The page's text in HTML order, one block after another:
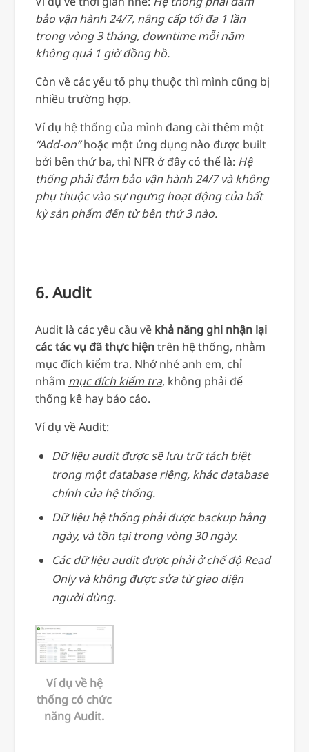
bảo vận hành 24/7, nâng cấp tối đa 1 lần
trong vòng 3 tháng, downtime mỗi năm
không quá 1 giờ đồng hồ.
Còn về các yếu tố phụ thuộc thì mình cũng bị
nhiều trường hợp.
Ví dụ hệ thống của mình đang cài thêm một
“Add-on”hoặc một ứng dụng nào được built
bởi bên thứ ba, thì NFR ở đây có thể là: Hệ
thống phải đảm bảo vận hành 24/7 và không
phụ thuộc vào sự ngưng hoạt động của bất
kỳ sản phẩm đến từ bên thứ 3 nào.
6. Audit
Audit là các yêu cầu về khả năng ghi nhận lại
các tác vụ đã thực hiệntrên hệ thống, nhằm
mục đích kiểm tra. Nhớ nhé anh em, chỉ
nhằm mục đích kiểm tra, không phải để
thống kê hay báo cáo.
Ví dụ về Audit:
Dữ liệu audit được sẽ lưu trữ tách biệt
trong một database riêng, khác database
chính của hệ thống.
Dữ liệu hệ thống phải được backup hằng
ngày, và tồn tại trong vòng 30 ngày.
Các dữ liệu audit được phải ở chế độ Read
Only và không được sửa từ giao diện
người dùng.
Ví dụ về hệ
thống có chức
năng Audit.